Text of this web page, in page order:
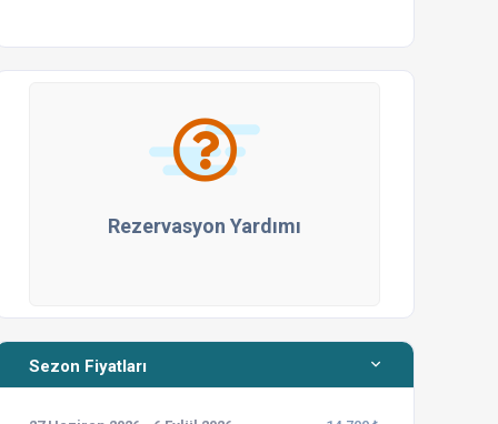
Rezervasyon Yardımı
Sezon Fiyatları